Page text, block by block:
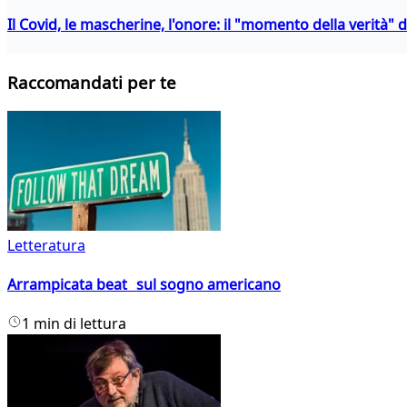
Il Covid, le mascherine, l'onore: il "momento della verità"
Raccomandati per te
Letteratura
Arrampicata beat sul sogno americano
1 min di lettura